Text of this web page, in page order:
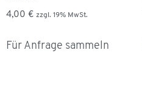
4,00 € zzgl. 19% MwSt.
Für Anfrage sammeln